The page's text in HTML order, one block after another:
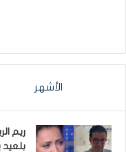
الأشهر
ريم